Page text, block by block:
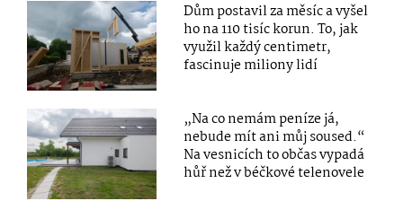
Dům postavil za měsíc a vyšel
ho na 110 tisíc korun. To, jak
využil každý centimetr,
fascinuje miliony lidí
„Na co nemám peníze já,
nebude mít ani můj soused.“
Na vesnicích to občas vypadá
hůř než v béčkové telenovele